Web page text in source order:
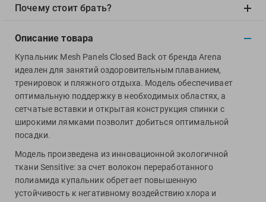
Издательство "Эксмо"
Издательство «Тулома»
Спортивный Элемент
Фитосила
Почему стоит брать?
Описание товара
Купальник Mesh Panels Closed Back от бренда Arena
идеален для занятий оздоровительным плаванием,
тренировок и пляжного отдыха. Модель обеспечивает
оптимальную поддержку в необходимых областях, а
сетчатые вставки и открытая конструкция спинки с
широкими лямками позволит добиться оптимальной
посадки.
Модель произведена из инновационной экологичной
ткани Sensitive: за счет волокон переработанного
полиамида купальник обретает повышенную
устойчивость к негативному воздействию хлора и